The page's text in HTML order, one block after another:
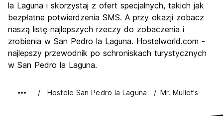
la Laguna i skorzystaj z ofert specjalnych, takich jak
bezpłatne potwierdzenia SMS. A przy okazji zobacz
naszą listę najlepszych rzeczy do zobaczenia i
zrobienia w San Pedro la Laguna. Hostelworld.com -
najlepszy przewodnik po schroniskach turystycznych
w San Pedro la Laguna.
Hostele San Pedro la Laguna Mr. Mullet's